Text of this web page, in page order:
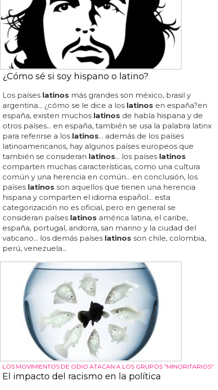
¿Cómo sé si soy hispano o latino?
Los países latinos más grandes son méxico, brasil y
argentina... ¿cómo se le dice a los latinos en españa?en
españa, existen muchos latinos de habla hispana y de
otros países... en españa, también se usa la palabra latinx
para referirse a los latinos... además de los países
latinoamericanos, hay algunos países europeos que
también se consideran latinos... los países latinos
comparten muchas características, como una cultura
común y una herencia en común... en conclusión, los
países latinos son aquellos que tienen una herencia
hispana y comparten el idioma español... esta
categorización no es oficial, pero en general se
consideran países latinos américa latina, el caribe,
españa, portugal, andorra, san marino y la ciudad del
vaticano... los demás países latinos son chile, colombia,
perú, venezuela...
LOS MOVIMIENTOS DE ODIO ATACAN A LOS GRUPOS "MINORITARIOS"
El impacto del racismo en la política